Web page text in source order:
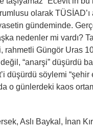
olarak
gündeminde.
nedenler mi vardı?
rahmetli Güngör Uras
“anarşi” düşürdü
düşürdü söylemi “şehir
o günlerdeki kaos
Aslı Baykal, İnan